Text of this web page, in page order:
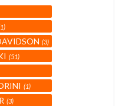
1
3
51
1
3